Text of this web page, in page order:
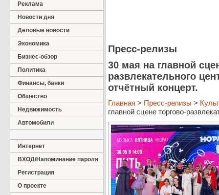
Реклама
Новости дня
Деловые новости
Экономика
Бизнес-обзор
Политика
Финансы, банки
Общество
Недвижимость
Автомобили
Интернет
ВХОД/Напоминание пароля
Регистрация
О проекте
Пресс-релизы
30 мая на главной
развлекательного
отчётный концерт.
Главная > Пресс-релизы >
главной сцене торгово-